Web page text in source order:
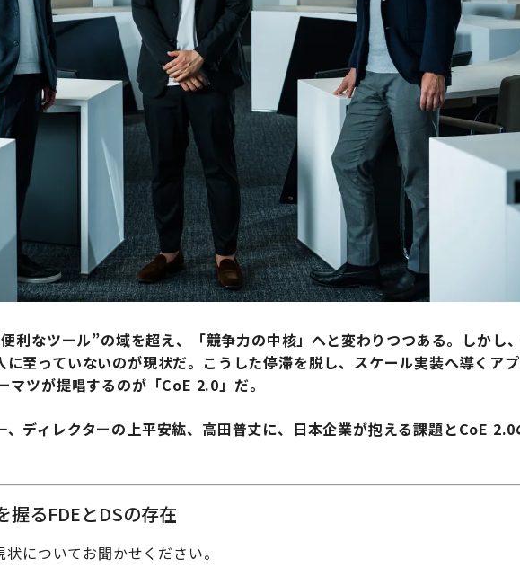
利なツール”の域を超え、「競争力の中核」へと変わりつつある。しかし
に至っていないのが現状だ。こうした停滞を脱し、スケール実装へ導くア
マツが提唱するのが「CoE 2.0」だ。
、ディレクターの上平安紘、高田普丈に、日本企業が抱える課題とCoE 2.0
握るFDEとDSの存在
状についてお聞かせください。